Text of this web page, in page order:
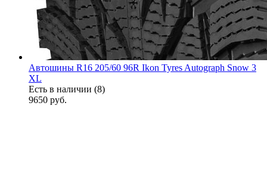
Автошины R16 205/60 96R Ikon Tyres Autograph Snow 3
XL
Есть в наличии (8)
9650 руб.